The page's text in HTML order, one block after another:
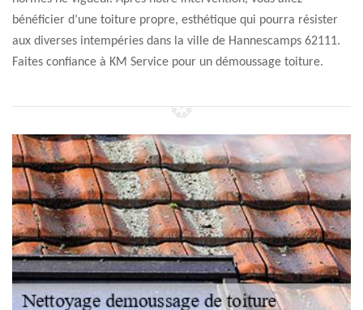
bénéficier d’une toiture propre, esthétique qui pourra résister
aux diverses intempéries dans la ville de Hannescamps 62111.
Faites confiance à KM Service pour un démoussage toiture.